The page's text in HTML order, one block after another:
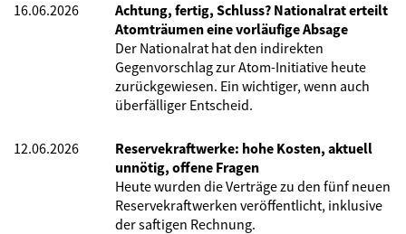
16.06.2026
Achtung, fertig, Schluss? Nationalrat erteilt
Atomträumen eine vorläufige Absage
Der Nationalrat hat den indirekten
Gegenvorschlag zur Atom-Initiative heute
zurückgewiesen. Ein wichtiger, wenn auch
überfälliger Entscheid.
12.06.2026
Reservekraftwerke: hohe Kosten, aktuell
unnötig, offene Fragen
Heute wurden die Verträge zu den fünf neuen
Reservekraftwerken veröffentlicht, inklusive
der saftigen Rechnung.